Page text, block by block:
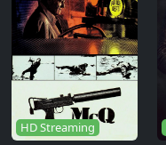
HD Streaming